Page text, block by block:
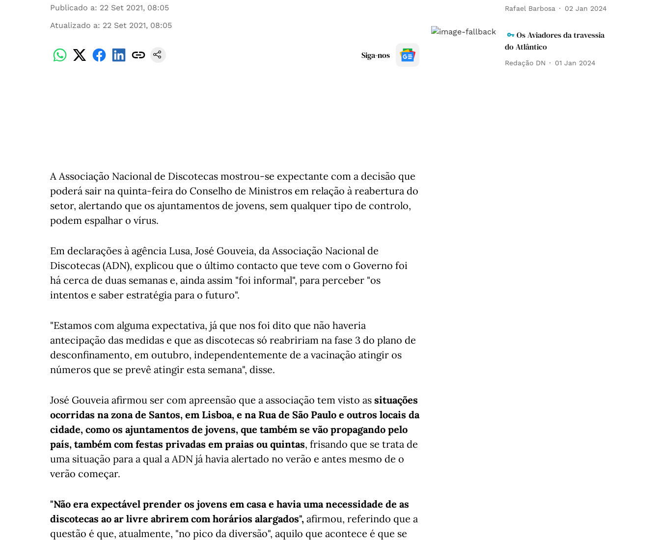
Publicado a: 22 Set 2021, 08:05
Atualizado a: 22 Set 2021, 08:05
Siga-nos
A Associação Nacional de Discotecas mostrou-se expectante com a decisão que
poderá sair na quinta-feira do Conselho de Ministros em relação à reabertura do
setor, alertando que os ajuntamentos de jovens, sem qualquer tipo de controlo,
podem espalhar o vírus.
Em declarações à agência Lusa, José Gouveia, da Associação Nacional de
Discotecas (ADN), explicou que o último contacto que teve com o Governo foi
há cerca de duas semanas e, ainda assim "foi informal", para perceber "os
intentos e saber estratégia para o futuro".
"Estamos com alguma expectativa, já que nos foi dito que não haveria
antecipação das medidas e que as discotecas só reabririam na fase 3 do plano de
desconfinamento, em outubro, independentemente de a vacinação atingir os
números que se prevê atingir esta semana", disse.
José Gouveia afirmou ser com apreensão que a associação tem visto as situações
ocorridas na zona de Santos, em Lisboa, e na Rua de São Paulo e outros locais da
cidade, como os ajuntamentos de jovens, que também se vão propagando pelo
país, também com festas privadas em praias ou quintas, frisando que se trata de
uma situação para a qual a ADN já havia alertado no verão e antes mesmo de o
verão começar.
"Não era expectável prender os jovens em casa e havia uma necessidade de as
discotecas ao ar livre abrirem com horários alargados", afirmou, referindo que a
questão é que, atualmente, "no pico da diversão", aquilo que acontece é que se
Rafael Barbosa 02 Jan 2024
Os Aviadores da travessia
do Atlântico
Redação DN 01 Jan 2024